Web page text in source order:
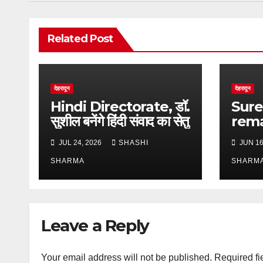
Related Post
देहरादून
Hindi Directorate, डॉ.
सुशील बनेंगे हिंदी संवाद का सेतु
JUL 24, 2026 SHASHI
SHARMA
देहरादून
JUN
Leave a Reply
Your email address will not be published. Required